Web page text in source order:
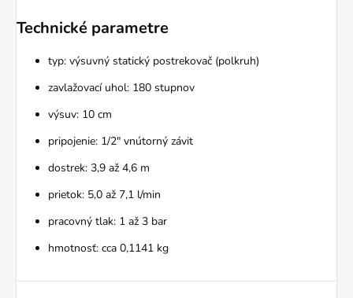
Technické parametre
typ: výsuvný statický postrekovač (polkruh)
zavlažovací uhol: 180 stupnov
výsuv: 10 cm
pripojenie: 1/2" vnútorný závit
dostrek: 3,9 až 4,6 m
prietok: 5,0 až 7,1 l/min
pracovný tlak: 1 až 3 bar
hmotnosť: cca 0,1141 kg